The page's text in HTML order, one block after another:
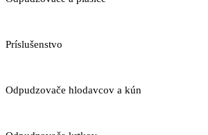
Príslušenstvo
Odpudzovače hlodavcov a kún